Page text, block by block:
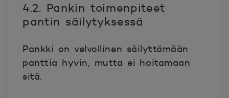
4.2. Pankin toimenpiteet
pantin säilytyksessä
Pankki on velvollinen säilyttämään
panttia hyvin, mutta ei hoitamaan
sitä.